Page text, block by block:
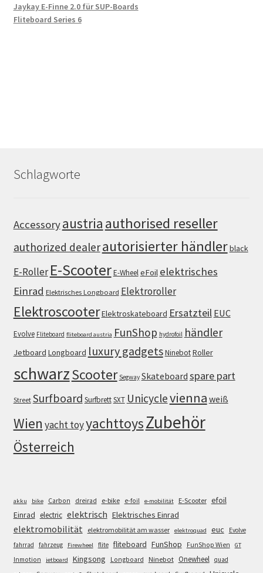
Jaykay E-Finne 2.0 für SUP-Boards
Fliteboard Series 6
Schlagworte
Accessoryaustria authorised reseller
authorized dealerautorisierter händlerblack
E-Roller E-ScooterE-WheeleFoil elektrisches
Einrad Elektrisches Longboard Elektroroller
ElektroscooterElektroskateboard Ersatzteil EUC
Evolve Fliteboard fliteboard austria FunShop hydrofoil händler
Jetboard Longboard luxury gadgetsNinebotRoller
schwarzScooter Segway Skateboard spare part
Street Surfboard SurfbrettSXT Unicyclevienna weiß
Wien yacht toyyachttoysZubehör
Österreich
akku bike Carbon dreirad e-bike e-foil e-mobilität E-Scooter efoil
Einrad electric elektrisch Elektrisches Einrad
elektromobilität elektromobilität am wasser elektroquad euc
Evolve
fahrrad
fahrzeug Firewheel flite fliteboard FunShop FunShop Wien GT
Inmotion jetboard Kingsong Longboard Ninebot Onewheel quad